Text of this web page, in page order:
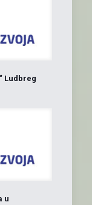
Ludbreg
u